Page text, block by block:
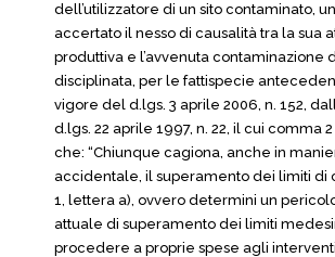
dell’utilizzatore di un sito contaminato,
accertato il nesso di causalità tra la sua
produttiva e l’avvenuta contaminazione
disciplinata, per le fattispecie
vigore del d.lgs. 3 aprile 2006, n. 152,
d.lgs. 22 aprile 1997, n. 22, il cui comma
che: “Chiunque cagiona, anche in
accidentale, il superamento dei limiti di
1, lettera a), ovvero determini un
attuale di superamento dei limiti
procedere a proprie spese agli